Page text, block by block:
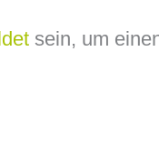
sein, um